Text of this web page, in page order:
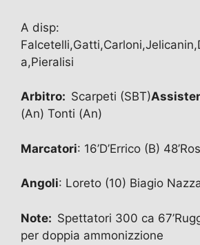
A disp:
a,Pieralisi
Arbitro: Scarpeti (SBT)
(An) Tonti (An)
Marcatori: 16’D’Errico (B)
Angoli: Loreto (10) Biagio
Note: Spettatori 300 ca
per doppia ammonizzione